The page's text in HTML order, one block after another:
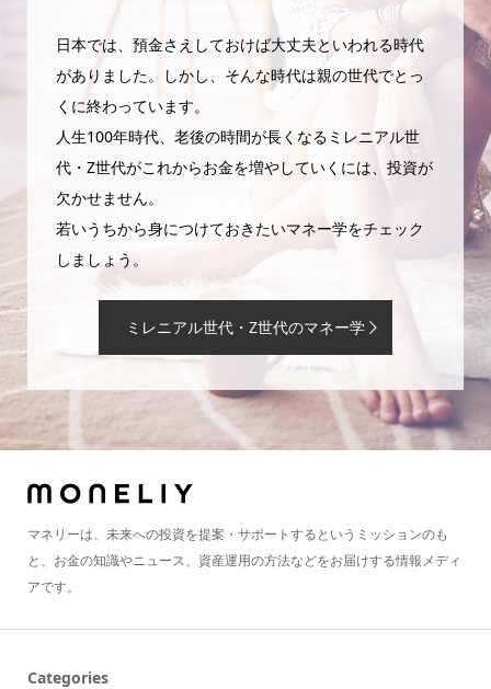
日本では、預金さえしておけば大丈夫といわれる時代
がありました。しかし、そんな時代は親の世代でとっ
くに終わっています。
人生100年時代、老後の時間が長くなるミレニアル世
代・Z世代がこれからお金を増やしていくには、投資が
欠かせません。
若いうちから身につけておきたいマネー学をチェック
しましょう。
ミレニアル世代・Z世代のマネー学
マネリーは、未来への投資を提案・サポートするというミッションのも
と、お金の知識やニュース、資産運用の方法などをお届けする情報メディ
アです。
Categories